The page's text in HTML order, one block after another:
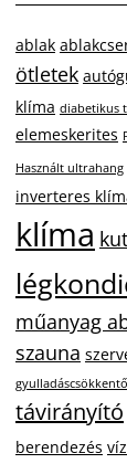
ablak
ötletek
klíma diabetikus
elemeskerites
Használt ultrahang
inverteres
klíma
műanyag
szauna
gyulladáscsökkentő
távirányító
berendezés